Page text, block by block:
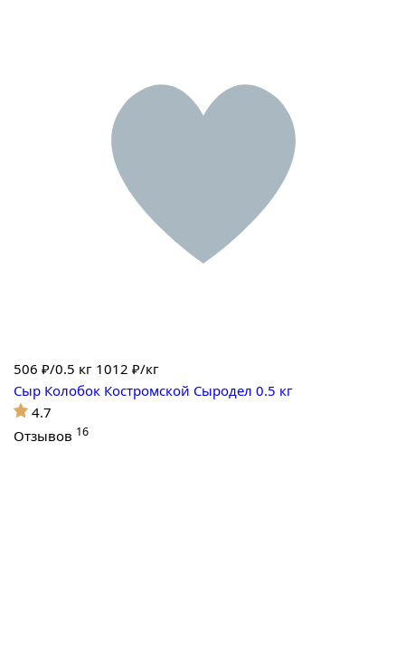
506 ₽/0.5 кг 1012 ₽/кг
Сыр Колобок Костромской Сыродел 0.5 кг
4.7
Отзывов 16